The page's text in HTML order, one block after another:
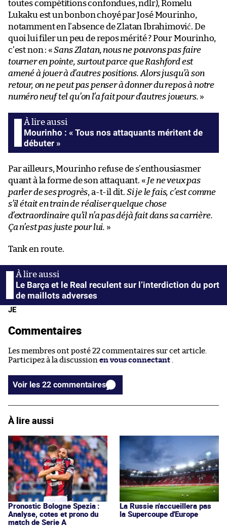
toutes compétitions confondues, ndlr), Romelu
Lukaku est un bonbon choyé par José Mourinho,
notamment en l’absence de Zlatan Ibrahimović. De
quoi lui filer un peu de repos mérité ? Pour Mourinho,
c’est non : «Sans Zlatan, nous ne pouvons pas faire
tourner en pointe, surtout parce que Rashford est
amené à jouer à d’autres positions. Alors jusqu’à son
retour, on ne peut pas penser à donner du repos à notre
numéro neuf tel qu’on l’a fait pour d’autres joueurs. »
Mourinho : « Tous nos attaquants méritent de
débuter »
Par ailleurs, Mourinho refuse de s’enthousiasmer
quant à la forme de son attaquant. « Je ne veux pas
parler de ses progrès, a-t-il dit. Si je le fais, c’est comme
s’il était en train de réaliser quelque chose
d’extraordinaire qu’il n’a pas déjà fait dans sa carrière.
Ça n’est pas juste pour lui. »
Tank en route.
Le Barça et le Real reculent sur l’interdiction du port
de maillots adverses
JE
Commentaires
Les membres ont posté 22 commentaires sur cet article.
Participez à la discussion en vous connectant .
Voir les 22 commentaires
À lire aussi
Pronostic Bologne Spezia :
Analyse, cotes et prono du
match de Serie A
La Russie n'accueillera pas
la Supercoupe d'Europe